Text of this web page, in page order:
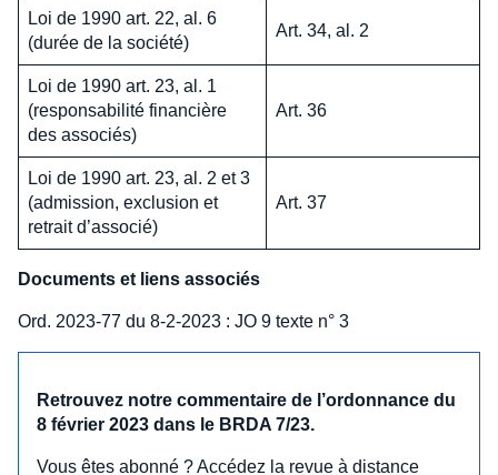
Loi de 1990 art. 22, al. 6
(durée de la société)
Art. 34, al. 2
Loi de 1990 art. 23, al. 1
(responsabilité financière
des associés)
Art. 36
Loi de 1990 art. 23, al. 2 et 3
(admission, exclusion et
retrait d’associé)
Art. 37
Documents et liens associés
Ord. 2023-77 du 8-2-2023 : JO 9 texte n° 3
Retrouvez notre commentaire de l’ordonnance du
8 février 2023 dans le BRDA 7/23.
Vous êtes abonné ? Accédez la revue à distance